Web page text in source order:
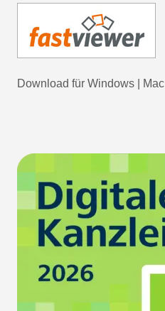
Download für Windows Mac